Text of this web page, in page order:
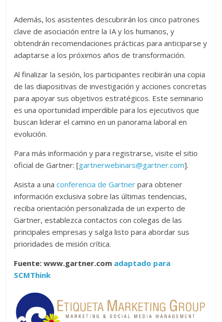
Además, los asistentes descubrirán los cinco patrones
clave de asociación entre la IA y los humanos, y
obtendrán recomendaciones prácticas para anticiparse y
adaptarse a los próximos años de transformación.
Al finalizar la sesión, los participantes recibirán una copia
de las diapositivas de investigación y acciones concretas
para apoyar sus objetivos estratégicos. Este seminario
es una oportunidad imperdible para los ejecutivos que
buscan liderar el camino en un panorama laboral en
evolución.
Para más información y para registrarse, visite el sitio
oficial de Gartner: [gartnerwebinars@gartner.com].
Asista a unaconferencia de Gartner para obtener
información exclusiva sobre las últimas tendencias,
reciba orientación personalizada de un experto de
Gartner, establezca contactos con colegas de las
principales empresas y salga listo para abordar sus
prioridades de misión crítica.
Fuente: www.gartner.com adaptado para
SCMThink